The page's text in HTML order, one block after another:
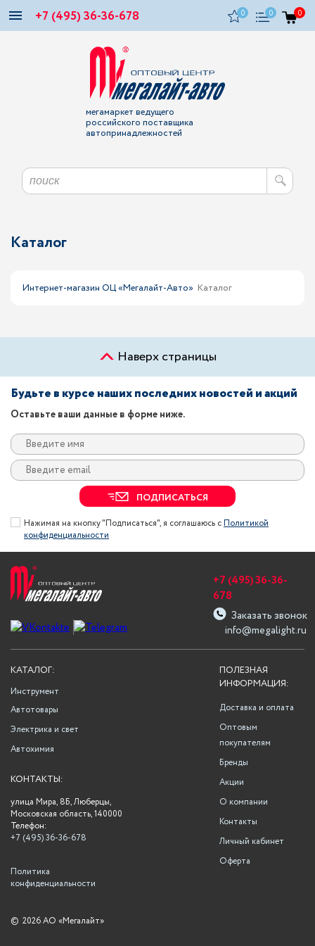
+7 (495) 36-36-678 0 0 0
мегамаркет ведущего
российского поставщика
автопринадлежностей
Каталог
Интернет-магазин ОЦ «Мегалайт-Авто» Каталог
Наверх страницы
Будьте в курсе наших последних новостей и акций
Оставьте ваши данные в форме ниже.
ПОДПИСАТЬСЯ
Нажимая на кнопку "Подписаться", я соглашаюсь сПолитикой
конфиденциальности
info@megalight.ru
+7 (495) 36-36-
678
Заказать звонок
ПОЛЕЗНАЯ
ИНФОРМАЦИЯ:
Доставка и оплата
Оптовым
покупателям
Бренды
Акции
О компании
Контакты
Личный кабинет
Оферта
КАТАЛОГ:
Инструмент
Автотовары
Электрика и свет
Автохимия
КОНТАКТЫ:
улица Мира, 8Б, Люберцы,
Московская область, 140000
Телефон:
+7 (495) 36-36-678
Политика
конфиденциальности
© 2026 АО «Мегалайт»